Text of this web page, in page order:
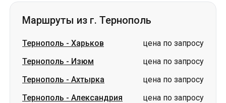
Маршруты из г. Тернополь
Тернополь - Харьков
цена по запросу
Тернополь - Изюм
цена по запросу
Тернополь - Ахтырка
цена по запросу
Тернополь - Александрия
цена по запросу